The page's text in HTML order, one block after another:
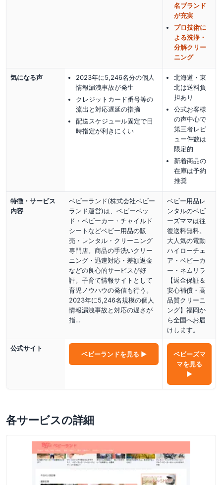
名ブランド
が充実
プロ技術に
よる洗浄・
分解クリー
ニング
気になる声
2023年に5,246名分の個人
情報漏洩事故が発生
クレジットカード番号等の
流出と対応遅延の指摘
配送スケジュール固定で日
時指定が利きにくい
北海道・東
北は送料負
担あり
公式お客様
の声中心で
第三者レビ
ュー件数は
限定的
新着商品の
在庫は予約
推奨
特徴・サービス
内容
ベビーランド(株式会社ベビー
ランド運営)は、ベビーベッ
ド・ベビーカー・チャイルド
シートなどベビー用品の販
売・レンタル・クリーニング
専門店。商品の手洗いクリー
ニング・迅速対応・差額返金
などの良心的サービスが好
評。子育て情報サイトとして
育児ノウハウの発信も行う。
2023年に5,246名規模の個人
情報漏洩事故と対応の遅さが
指…
ベビー用品レ
ンタルのベビ
ーズママは往
復送料無料。
大人気の電動
ハイローチェ
ア・ベビーカ
ー・ネムリラ
【返金保証＆
安心補償・高
品質クリーニ
ング】福岡か
ら全国へお届
けします。
公式サイト
ベビーランドを見る ▶
ベビーズマ
マを見る
▶
各サービスの詳細